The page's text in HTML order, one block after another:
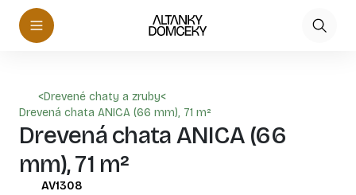
<Drevené chaty a zruby<
Drevená chata ANICA (66 mm), 71 m²
Drevená chata ANICA (66
mm), 71 m²
AV1308